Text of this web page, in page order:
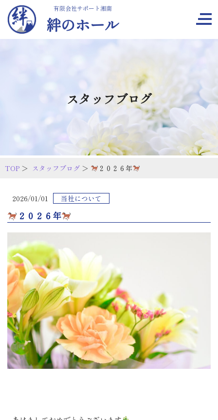
有限会社サポート湘南
絆のホール
スタッフブログ
TOP ＞ スタッフブログ ＞ ２０２６年
2026/01/01 当社について
２０２６年